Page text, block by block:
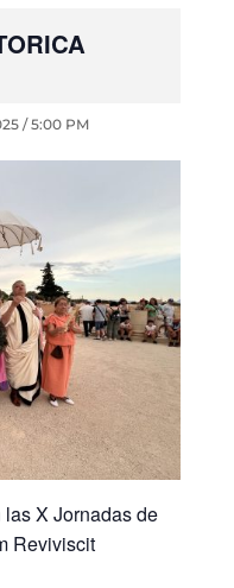
/ 5:00 PM
X Jornadas de
Reviviscit